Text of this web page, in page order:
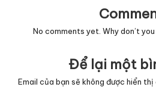
No comments yet. Why don’t
Để lại một
Email của bạn sẽ không được hiển thị